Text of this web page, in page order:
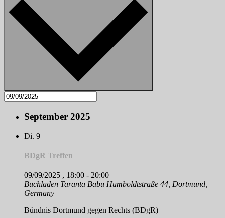
September 2025
Di. 9
BDgR Treffen
09/09/2025 , 18:00 - 20:00
Buchladen Taranta Babu Humboldtstraße 44, Dortmund,
Germany
Bündnis Dortmund gegen Rechts (BDgR)